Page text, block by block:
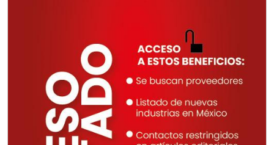
CONSULTORÍAS DE
RECURSOS HUMANOS
Especificaciones:
Requisitos: Otorgar condiciones de
crédito acordes a las políticas del
grupo, contar con instalaciones